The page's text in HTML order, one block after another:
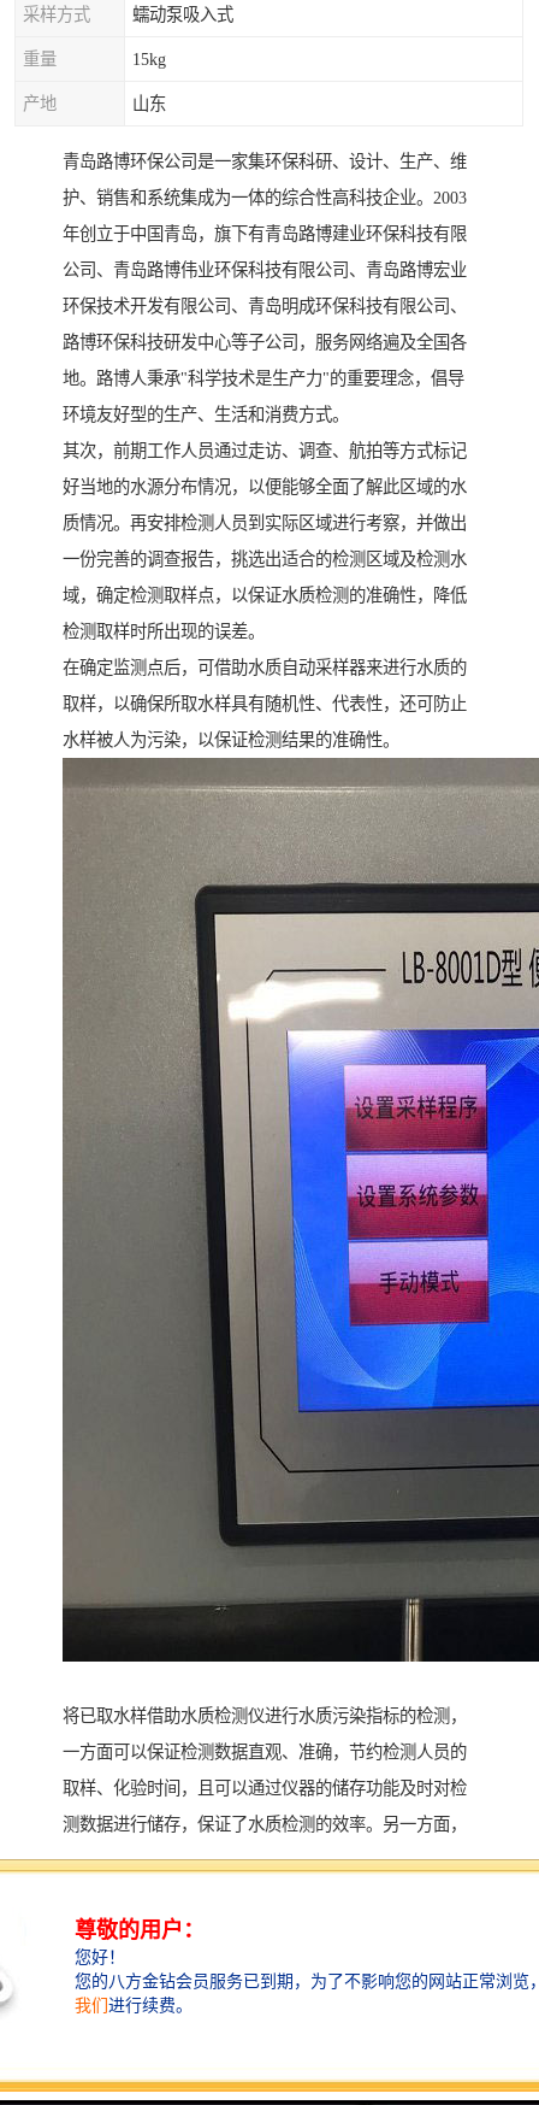
采样方式 蠕动泵吸入式
重量 15kg
产地 山东
青岛路博环保公司是一家集环保科研、设计、生产、维
护、销售和系统集成为一体的综合性高科技企业。2003
年创立于中国青岛，旗下有青岛路博建业环保科技有限
公司、青岛路博伟业环保科技有限公司、青岛路博宏业
环保技术开发有限公司、青岛明成环保科技有限公司、
路博环保科技研发中心等子公司，服务网络遍及全国各
地。路博人秉承"科学技术是生产力"的重要理念，倡导
环境友好型的生产、生活和消费方式。
其次，前期工作人员通过走访、调查、航拍等方式标记
好当地的水源分布情况，以便能够全面了解此区域的水
质情况。再安排检测人员到实际区域进行考察，并做出
一份完善的调查报告，挑选出适合的检测区域及检测水
域，确定检测取样点，以保证水质检测的准确性，降低
检测取样时所出现的误差。
在确定监测点后，可借助水质自动采样器来进行水质的
取样，以确保所取水样具有随机性、代表性，还可防止
水样被人为污染，以保证检测结果的准确性。
将已取水样借助水质检测仪进行水质污染指标的检测，
一方面可以保证检测数据直观、准确，节约检测人员的
取样、化验时间，且可以通过仪器的储存功能及时对检
测数据进行储存，保证了水质检测的效率。另一方面，
仪器的稳定性可以确保测量数据的准确性，且在检测前
的试剂配制、更换试纸等步骤，不但使水质检测工作流
程简单化，同时也确保检测数据的可靠性。